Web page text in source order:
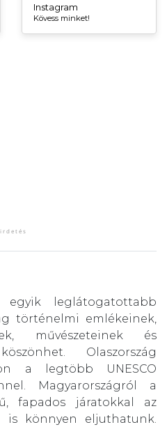
Instagram
Kövess minket!
egyik leglátogatottabb
történelmi emlékeinek,
művészeteinek és
Olaszország
a legtöbb UNESCO
Magyarországról a
fapados járatokkal az
könnyen eljuthatunk.